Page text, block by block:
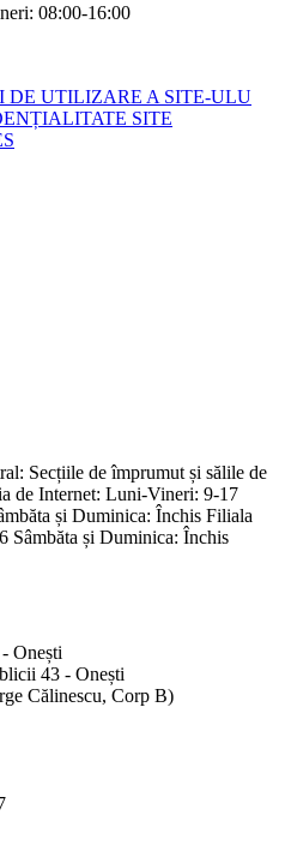
08:00-16:00
DE UTILIZARE A SITE-ULU
SITE
Secțiile de împrumut și sălile de
de Internet: Luni-Vineri: 9-17
și Duminica: Închis Filiala
Sâmbăta și Duminica: Închis
Onești
43 - Onești
Călinescu, Corp B)